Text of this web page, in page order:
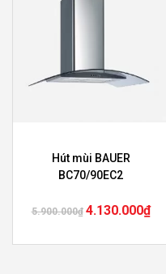
Hút mùi BAUER
BC70/90EC2
5.900.000₫ 4.130.000₫